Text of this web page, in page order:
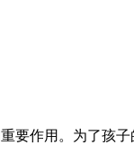
要作用。为了孩